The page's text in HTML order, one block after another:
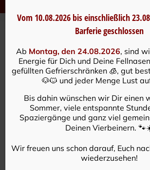
HERZ­LICH
STORE
Vom 10.08.2026 bis einschließlich
Barferie geschlossen
Ab Montag, den 24.08.2026, sind
Energie für Dich und Deine
gefüllten Gefrierschränken 🧊, gut
🐶🐱 und jeder Menge Lust
Bis dahin wünschen wir Dir einen
Sommer, viele entspannte
Spaziergänge und ganz viel
Deinen Vierbeinern.
Wir freuen uns schon darauf, Euch
wiederzusehen!